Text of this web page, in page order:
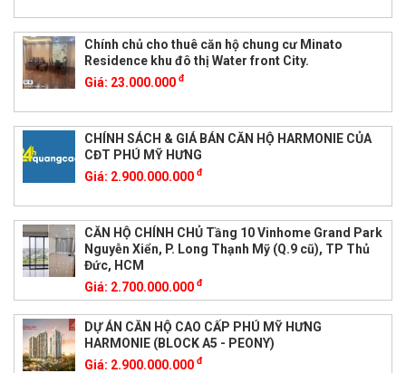
Chính chủ cho thuê căn hộ chung cư Minato
Residence khu đô thị Water front City.
Giá: 23.000.000 đ
CHÍNH SÁCH & GIÁ BÁN CĂN HỘ HARMONIE CỦA
CĐT PHÚ MỸ HƯNG
Giá: 2.900.000.000 đ
CĂN HỘ CHÍNH CHỦ Tầng 10 Vinhome Grand Park
Nguyễn Xiển, P. Long Thạnh Mỹ (Q.9 cũ), TP Thủ
Đức, HCM
Giá: 2.700.000.000 đ
DỰ ÁN CĂN HỘ CAO CẤP PHÚ MỸ HƯNG
HARMONIE (BLOCK A5 - PEONY)
Giá: 2.900.000.000 đ